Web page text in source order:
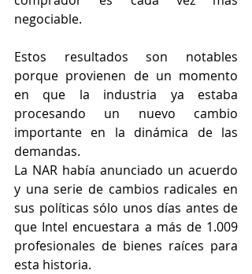
negociable.
Estos resultados son notables
porque provienen de un momento
en que la industria ya estaba
procesando un nuevo cambio
importante en la dinámica de las
demandas.
La NAR había anunciado un acuerdo
y una serie de cambios radicales en
sus políticas sólo unos días antes de
que Intel encuestara a más de 1.009
profesionales de bienes raíces para
esta historia.